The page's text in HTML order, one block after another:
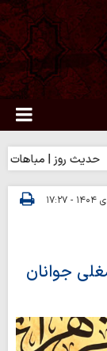
| مباهات خداوند
جوانان